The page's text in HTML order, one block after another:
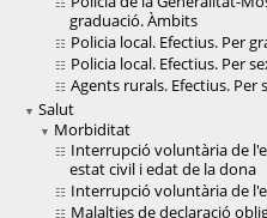
graduació. Àmbits
Policia local. Efectius. Per
Policia local. Efectius. Per
Agents rurals. Efectius. Per
Salut
Morbiditat
Interrupció voluntària de
estat civil i edat de la dona
Interrupció voluntària de
Malalties de declaració